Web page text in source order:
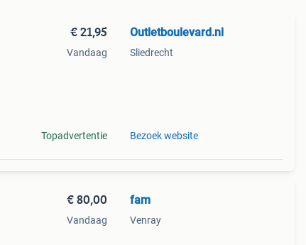
€ 21,95
Vandaag
Topadvertentie
Outletboulevard.nl
Sliedrecht
Bezoek website
€ 80,00
Vandaag
fam
Venray